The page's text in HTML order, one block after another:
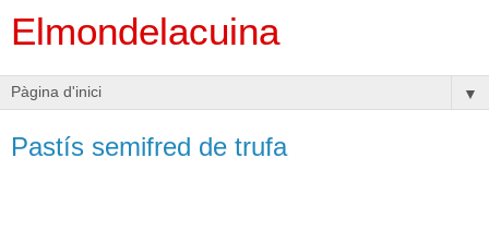
Elmondelacuina
▼
Pastís semifred de trufa